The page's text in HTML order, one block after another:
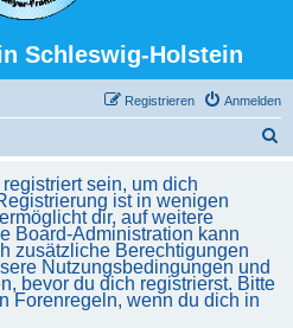
Schleswig-Holstein
Anmelden
Registrieren
sein, um dich
ist in wenigen
dir, auf weitere
Board-Administration kann
zusätzliche Berechtigungen
Nutzungsbedingungen und
bevor du dich registrierst. Bitte
Forenregeln, wenn du dich in